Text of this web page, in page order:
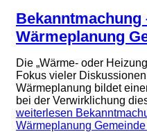
Bekanntmachung
Wärmeplanung
Die „Wärme- oder
Fokus vieler
Wärmeplanung bildet
bei der Verwirklichung
weiterlesen
Wärmeplanung